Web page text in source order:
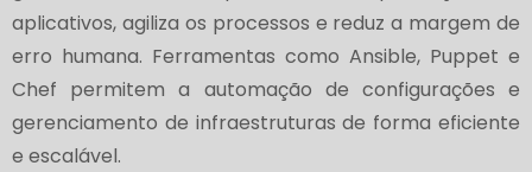
aplicativos, agiliza os processos e reduz a margem de
erro humana. Ferramentas como Ansible, Puppet e
Chef permitem a automação de configurações e
gerenciamento de infraestruturas de forma eficiente
e escalável.